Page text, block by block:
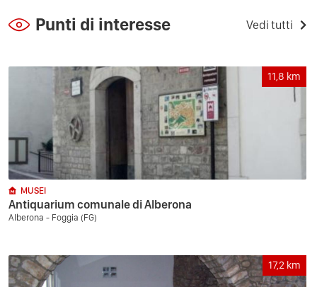
Punti di interesse Vedi tutti
11,8 km
MUSEI
Antiquarium comunale di Alberona
Alberona - Foggia (FG)
17,2 km